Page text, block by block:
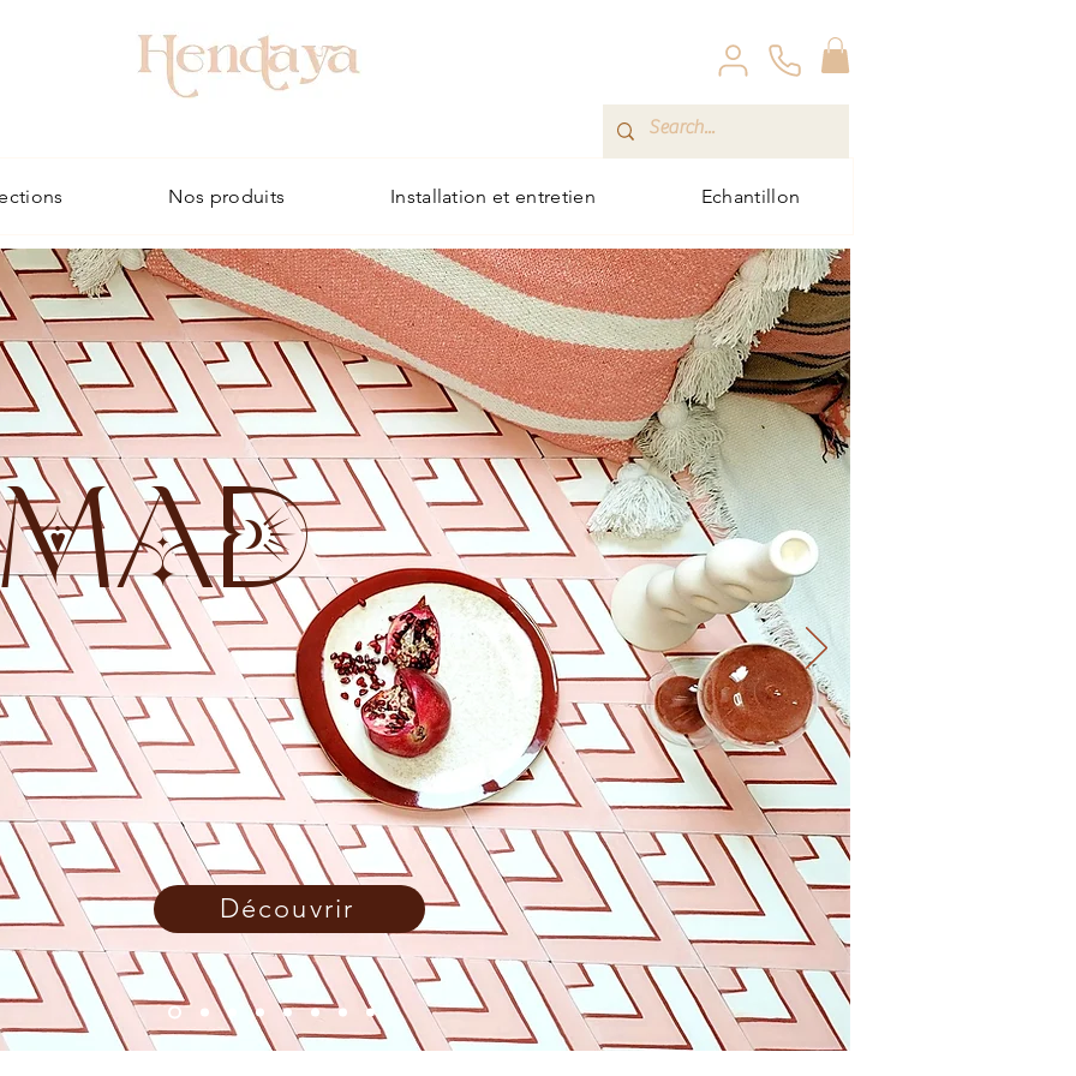
Nos produits Installation et entretien Echantillon
Découvrir